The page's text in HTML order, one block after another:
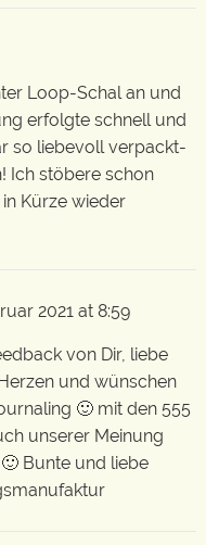
Loop-Schal an und
erfolgte schnell und
so liebevoll verpackt-
Ich stöbere schon
Kürze wieder
2021 at 8:59
von Dir, liebe
und wünschen
🙂 mit den 555
unserer Meinung
Bunte und liebe